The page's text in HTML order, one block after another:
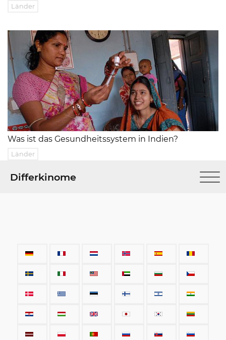
Länder
Was ist das Gesundheitssystem in Indien?
Länder
Differkinome